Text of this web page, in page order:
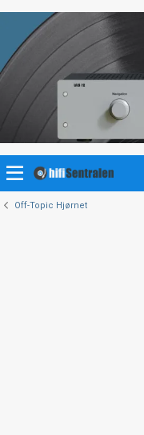
Off-Topic Hjørnet